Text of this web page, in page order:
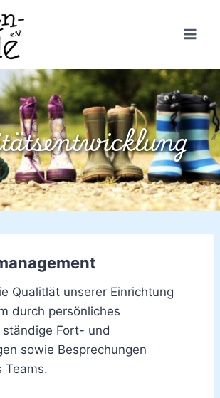
Qualitlät unserer Einrichtung
durch persönliches
ständige Fort- und
sowie Besprechungen
Teams.